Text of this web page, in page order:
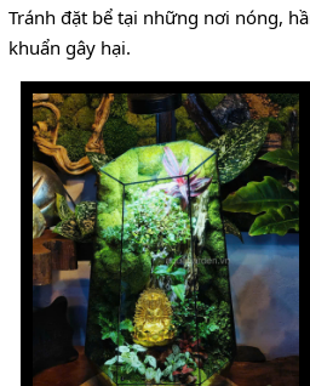
Tránh đặt bể tại những nơi nóng,
khuẩn gây hại.